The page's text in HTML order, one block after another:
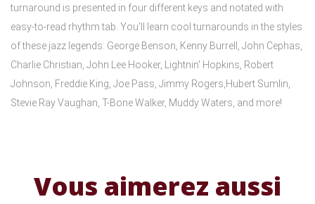
turnaround is presented in four different keys and notated with
easy-to-read rhythm tab. You'll learn cool turnarounds in the styles
of these jazz legends: George Benson, Kenny Burrell, John Cephas,
Charlie Christian, John Lee Hooker, Lightnin' Hopkins, Robert
Johnson, Freddie King, Joe Pass, Jimmy Rogers,Hubert Sumlin,
Stevie Ray Vaughan, T-Bone Walker, Muddy Waters, and more!
Vous aimerez aussi